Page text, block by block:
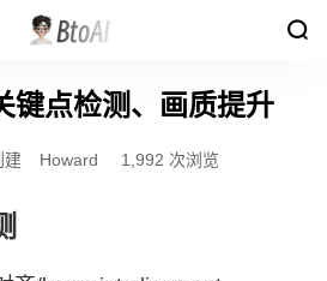
键点检测、画质提升
建 Howard 1,992 次浏览